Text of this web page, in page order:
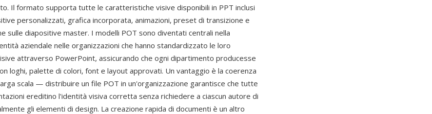
Il formato supporta tutte le caratteristiche visive disponibili in PPT inclusi
personalizzati, grafica incorporata, animazioni, preset di transizione e
sulle diapositive master. I modelli POT sono diventati centrali nella
aziendale nelle organizzazioni che hanno standardizzato le loro
attraverso PowerPoint, assicurando che ogni dipartimento producesse
loghi, palette di colori, font e layout approvati. Un vantaggio è la coerenza
scala — distribuire un file POT in un'organizzazione garantisce che tutte
ereditino l'identità visiva corretta senza richiedere a ciascun autore di
gli elementi di design. La creazione rapida di documenti è un altro